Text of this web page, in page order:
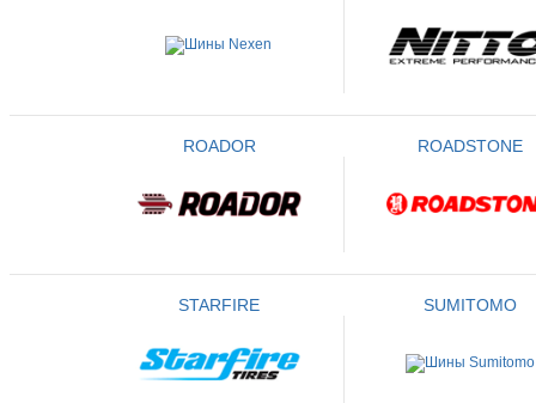
ROADOR ROADSTONE
STARFIRE SUMITOMO